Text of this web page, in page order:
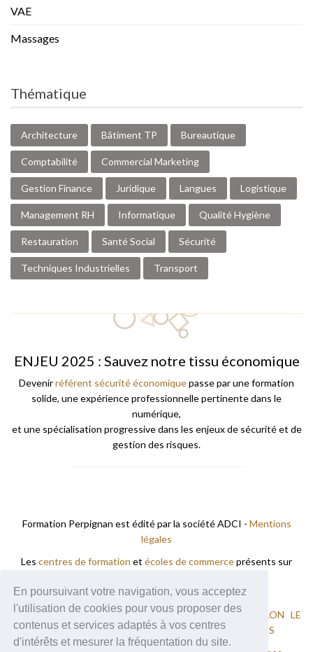
En poursuivant votre navigation, vous acceptez
l'utilisation de cookies pour vous proposer des
contenus et services adaptés à vos centres
d'intérêts et mesurer la fréquentation du site.
VAE
Massages
Thématique
Architecture Bâtiment TP Bureautique
Comptabilité Commercial Marketing
Gestion Finance Juridique Langues Logistique
Management RH Informatique Qualité Hygiène
Restauration Santé Social Sécurité
Techniques Industrielles Transport
ENJEU 2025 : Sauvez notre tissu économique
Devenirréférent sécurité économiquepasse par une formation
solide, une expérience professionnelle pertinente dans le
numérique,
et une spécialisation progressive dans les enjeux de sécurité et de
gestion des risques.
Formation Perpignan est édité par la société ADCI - Mentions
légales
Les centres de formation et écoles de commerceprésents sur
Vous trouverez des formations à
ARGELES-SUR-MER CABESTANY CANET-EN-ROUSSILLON LE
BOULOU PERPIGNAN VILLELONGUE-DELS-MONTS